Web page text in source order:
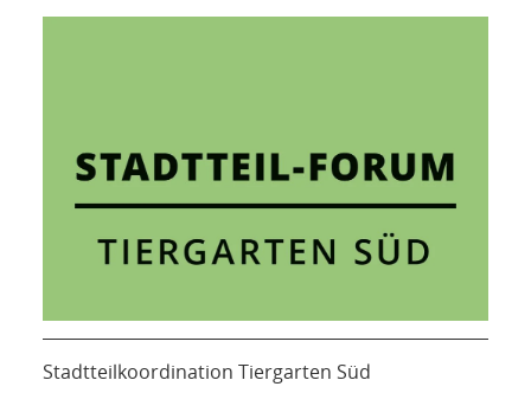
Stadtteilkoordination Tiergarten Süd